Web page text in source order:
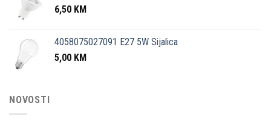
6,50 KM
4058075027091 E27 5W Sijalica
5,00 KM
NOVOSTI